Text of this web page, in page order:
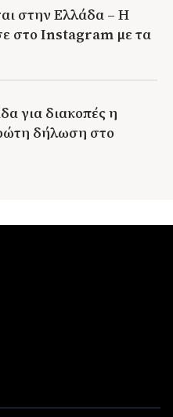
στην Ελλάδα – Η
στο Instagram με τα
για διακοπές η
δήλωση στο